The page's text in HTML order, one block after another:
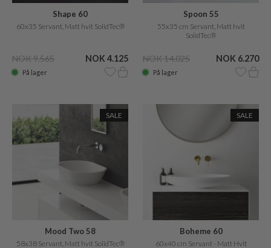
Shape 60
60x35 Servant, Matt hvit SolidTec®
NOK 9.565 NOK 4.125
På lager
Spoon 55
55x35 cm Servant, Matt hvit
SolidTec®
NOK 14.025 NOK 6.270
På lager
SALE
Mood Two 58
58x38 Servant, Matt hvit SolidTec®
SALE
Boheme 60
60x40 cm Servant - Matt Hvit